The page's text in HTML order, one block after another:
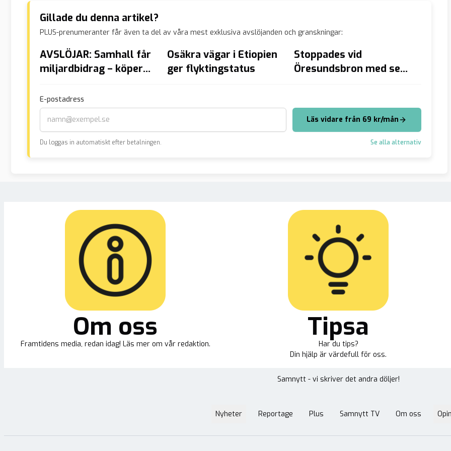
Gillade du denna artikel?
PLUS-prenumeranter får även ta del av våra mest exklusiva avslöjanden och granskningar:
AVSLÖJAR: Samhall får
miljardbidrag – köper
Osäkra vägar i Etiopien
ger flyktingstatus
Stoppades vid
Öresundsbron med sex
E-postadress
Läs vidare från 69 kr/mån
Du loggas in automatiskt efter betalningen. Se alla alternativ
Om oss
Framtidens media, redan idag! Läs mer om vår redaktion.
Tipsa
Har du tips?
Din hjälp är värdefull för oss.
Samnytt - vi skriver det andra döljer!
Nyheter Reportage Plus Samnytt TV Om oss